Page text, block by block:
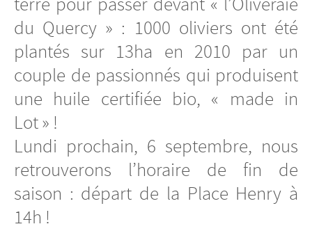
du Quercy » : 1000 oliviers ont été
plantés sur 13ha en 2010 par un
couple de passionnés qui produisent
une huile certifiée bio, « made in
Lot » !
Lundi prochain, 6 septembre, nous
retrouverons l’horaire de fin de
saison : départ de la Place Henry à
14h !